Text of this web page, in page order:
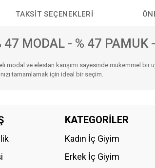
TAKSIT SEÇENEKLERI
47 MODAL - % 47 PAMUK
modal ve elestan karışımı sayesinde mükemmel bir
tamamlamak için ideal bir seçim.
Bu ürüne ilk yorumu siz yapın!
KATEGORİLER
Kadın İç Giyim
Erkek İç Giyim